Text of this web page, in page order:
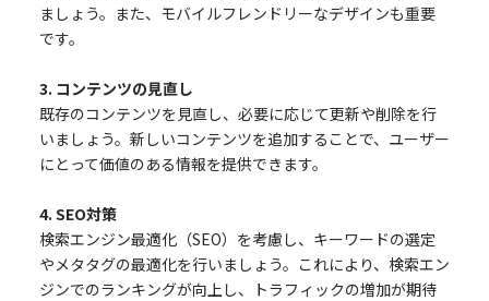
ましょう。また、モバイルフレンドリーなデザインも重要
です。
3. コンテンツの見直し
既存のコンテンツを見直し、必要に応じて更新や削除を行
いましょう。新しいコンテンツを追加することで、ユーザー
にとって価値のある情報を提供できます。
4. SEO対策
検索エンジン最適化（SEO）を考慮し、キーワードの選定
やメタタグの最適化を行いましょう。これにより、検索エン
ジンでのランキングが向上し、トラフィックの増加が期待